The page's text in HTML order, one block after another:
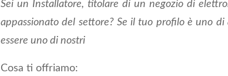
Sei un Installatore, titolare di un negozio di
appassionato del settore? Se il tuo profilo è uno
essere uno di nostri
Cosa ti offriamo: